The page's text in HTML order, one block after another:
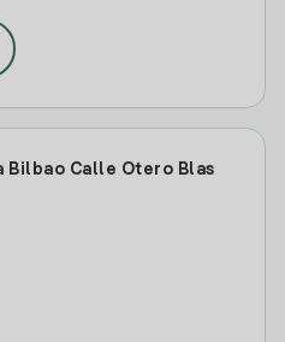
Bilbao Calle Otero Blas